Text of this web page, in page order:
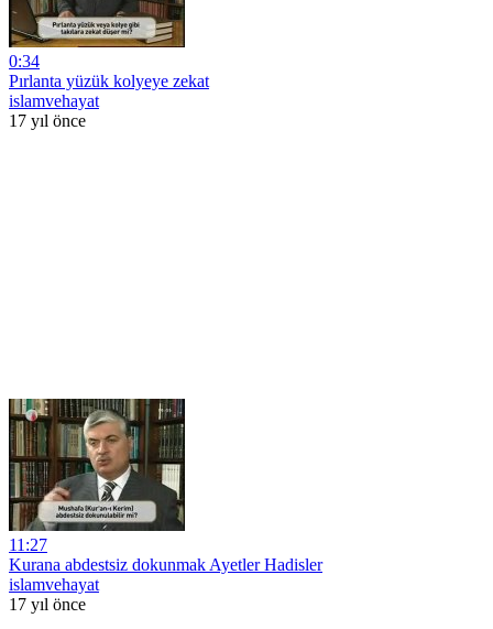
0:34
Pırlanta yüzük kolyeye zekat
islamvehayat
17 yıl önce
11:27
Kurana abdestsiz dokunmak Ayetler Hadisler
islamvehayat
17 yıl önce